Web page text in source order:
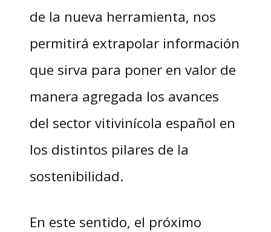
de la nueva herramienta, nos
permitirá extrapolar información
que sirva para poner en valor de
manera agregada los avances
del sector vitivinícola español en
los distintos pilares de la
sostenibilidad.
En este sentido, el próximo